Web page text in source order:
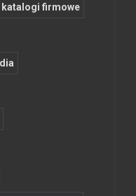
katalogi firmowe